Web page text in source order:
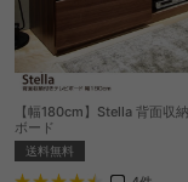
【幅180cm】Stella 背面収
ボード
送料無料